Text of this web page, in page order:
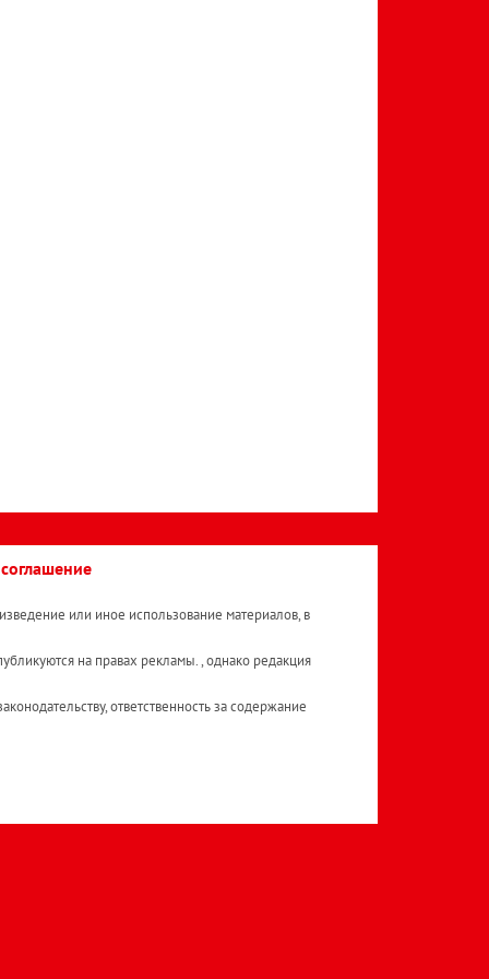
или иное использование материалов, в
на правах рекламы. , однако редакция
ответственность за содержание